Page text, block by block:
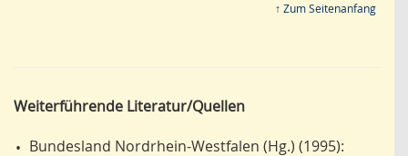
↑ Zum Seitenanfang
Weiterführende Literatur/Quellen
• Bundesland Nordrhein-Westfalen (Hg.) (1995):